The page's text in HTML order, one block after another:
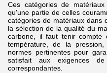
Ces catégories de
qu'une partie de celles
catégories de matériaux dans
la sélection de la qualité du
carbone, il faut tenir compte
température, de la
normes pertinentes pour
satisfait aux exigences
correspondantes.